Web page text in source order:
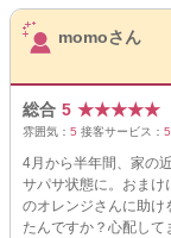
サロ
momoさん
総合 5 ★★★★★
雰囲気： 5 接客サービス： 5
4月から半年間、家の
サパサ状態に。おまけ
のオレンジさんに助け
たんですか？心配し